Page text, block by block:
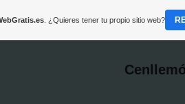
. ¿Quieres tener tu propio sitio web?